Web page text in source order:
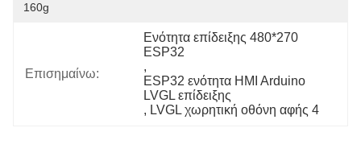
160g
Επισημαίνω:
Ενότητα επίδειξης 480*270
ESP32
,
ESP32 ενότητα HMI Arduino
LVGL επίδειξης
, LVGL χωρητική οθόνη αφής 4